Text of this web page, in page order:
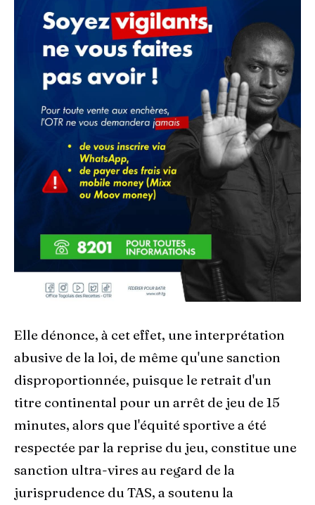
Elle dénonce, à cet effet, une interprétation
abusive de la loi, de même qu'une sanction
disproportionnée, puisque le retrait d'un
titre continental pour un arrêt de jeu de 15
minutes, alors que l'équité sportive a été
respectée par la reprise du jeu, constitue une
sanction ultra-vires au regard de la
jurisprudence du TAS, a soutenu la